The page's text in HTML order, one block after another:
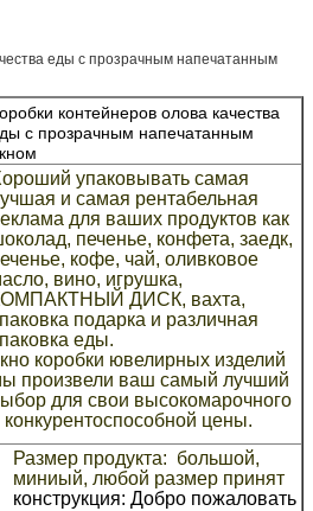
еды с прозрачным напечатанным
контейнеров олова качества
с прозрачным напечатанным
упаковывать самая
и самая рентабельная
для ваших продуктов как
печенье, конфета, заедк,
кофе, чай, оливковое
вино, игрушка,
ДИСК, вахта,
подарка и различная
еды.
коробки ювелирных изделий
произвели ваш самый лучший
для свои высокомарочного
конкурентоспособной цены.
Размер продукта: большой,
миниый, любой размер принят
конструкция: Добро пожаловать